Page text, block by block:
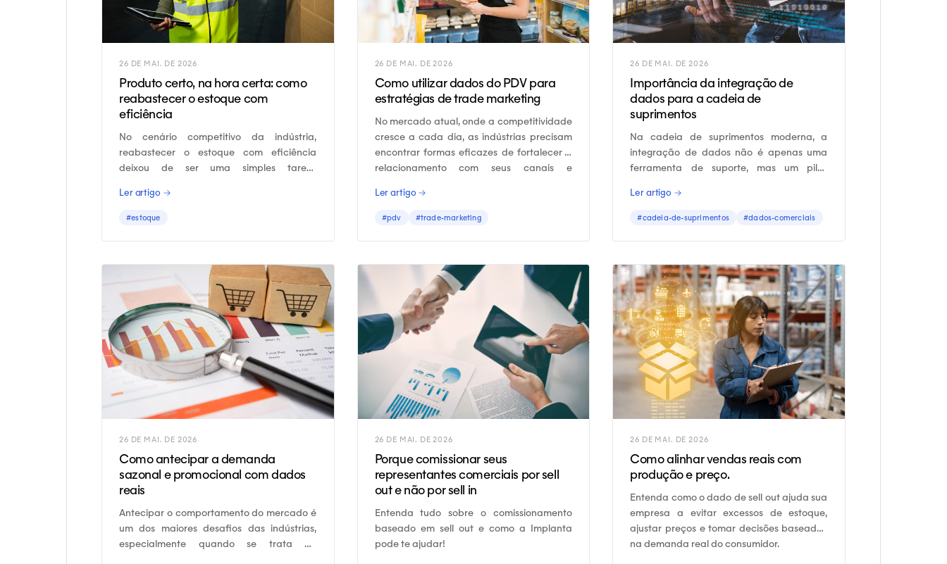
26 DE MAI. DE 2026
Produto certo, na hora certa: como
reabastecer o estoque com
eficiência
No cenário competitivo da indústria,
reabastecer o estoque com eficiência
deixou de ser uma simples tarefa
estratégico.
Ler artigo →
#estoque
26 DE MAI. DE 2026
Como utilizar dados do PDV para
estratégias de trade marketing
No mercado atual, onde a competitividade
cresce a cada dia, as indústrias precisam
encontrar formas eficazes de fortalecer o
relacionamento com seus canais e
Ler artigo →
#pdv #trade-marketing
26 DE MAI. DE 2026
Importância da integração de
dados para a cadeia de
suprimentos
Na cadeia de suprimentos moderna, a
integração de dados não é apenas uma
ferramenta de suporte, mas um pilar
Ler artigo →
#cadeia-de-suprimentos #dados-comerciais
26 DE MAI. DE 2026
Como antecipar a demanda
sazonal e promocional com dados
reais
Antecipar o comportamento do mercado é
um dos maiores desafios das indústrias,
especialmente quando se trata de
26 DE MAI. DE 2026
Porque comissionar seus
representantes comerciais por sell
out e não por sell in
Entenda tudo sobre o comissionamento
baseado em sell out e como a Implanta
pode te ajudar!
26 DE MAI. DE 2026
Como alinhar vendas reais com
produção e preço.
Entenda como o dado de sell out ajuda sua
empresa a evitar excessos de estoque,
ajustar preços e tomar decisões baseadas
na demanda real do consumidor.